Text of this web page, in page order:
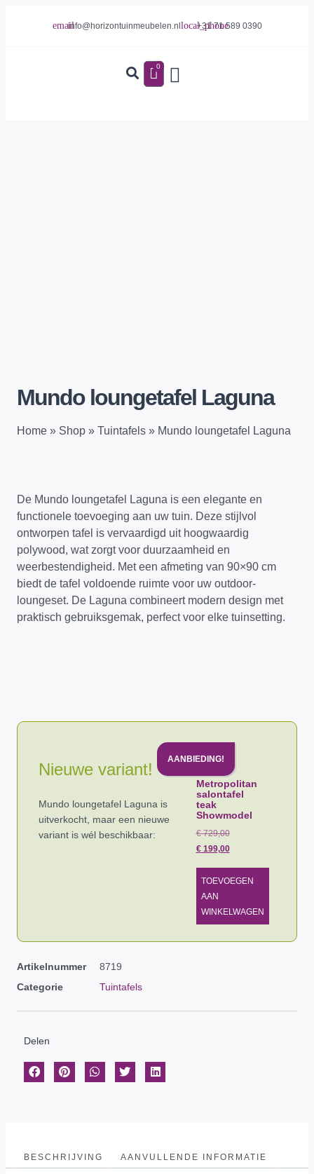
info@horizontuinmeubelen.nl +31 71 589 0390
0
Mundo loungetafel Laguna
Home » Shop » Tuintafels » Mundo loungetafel Laguna
De Mundo loungetafel Laguna is een elegante en
functionele toevoeging aan uw tuin. Deze stijlvol
ontworpen tafel is vervaardigd uit hoogwaardig
polywood, wat zorgt voor duurzaamheid en
weerbestendigheid. Met een afmeting van 90×90 cm
biedt de tafel voldoende ruimte voor uw outdoor-
loungeset. De Laguna combineert modern design met
praktisch gebruiksgemak, perfect voor elke tuinsetting.
Nieuwe variant!
Mundo loungetafel Laguna is
uitverkocht, maar een nieuwe
variant is wél beschikbaar:
AANBIEDING!
Metropolitan
salontafel
teak
Showmodel
€729,00
€199,00
TOEVOEGEN
AAN
WINKELWAGEN
Artikelnummer
8719
Categorie
Tuintafels
Delen
BESCHRIJVING AANVULLENDE INFORMATIE